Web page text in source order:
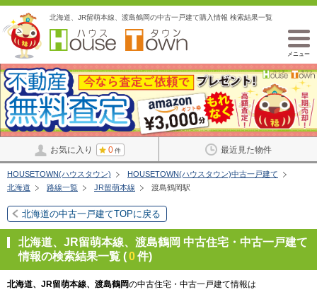
北海道、JR留萌本線、渡島鶴岡の中古一戸建て購入情報 検索結果一覧
メニュー
お気に入り 0 件 最近見た物件
HOUSETOWN(ハウスタウン)
HOUSETOWN(ハウスタウン)中古一戸建て
北海道
路線一覧 JR留萌本線 渡島鶴岡駅
北海道の中古一戸建てTOPに戻る
北海道、JR留萌本線、渡島鶴岡 中古住宅・中古一戸建て
情報の検索結果一覧 (0件)
北海道、JR留萌本線、渡島鶴岡の中古住宅・中古一戸建て情報は